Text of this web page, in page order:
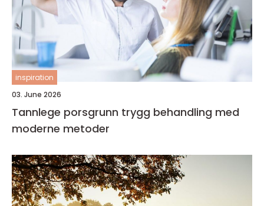
inspiration
03. June 2026
Tannlege porsgrunn trygg behandling med
moderne metoder